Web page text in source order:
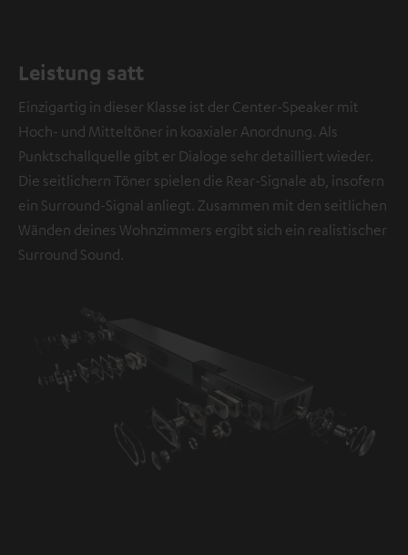
Leistung satt
Einzigartig in dieser Klasse ist der Center-Speaker mit
Hoch- und Mitteltöner in koaxialer Anordnung. Als
Punktschallquelle gibt er Dialoge sehr detailliert wieder.
Die seitlichern Töner spielen die Rear-Signale ab, insofern
ein Surround-Signal anliegt. Zusammen mit den seitlichen
Wänden deines Wohnzimmers ergibt sich ein realistischer
Surround Sound.